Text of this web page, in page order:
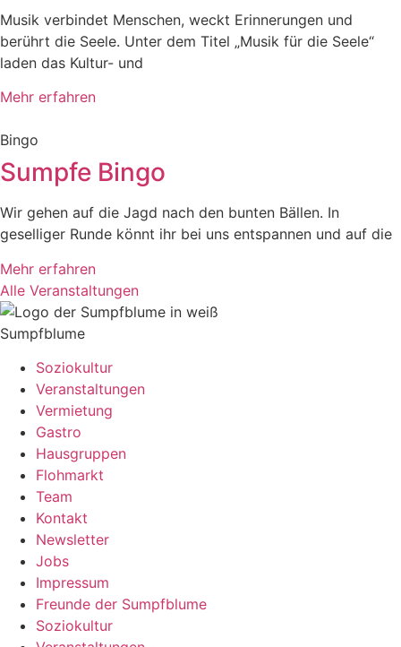
Musik verbindet Menschen, weckt Erinnerungen und
berührt die Seele. Unter dem Titel „Musik für die Seele“
laden das Kultur- und
Mehr erfahren
Bingo
Sumpfe Bingo
Wir gehen auf die Jagd nach den bunten Bällen. In
geselliger Runde könnt ihr bei uns entspannen und auf die
Mehr erfahren
Alle Veranstaltungen
Sumpfblume
Soziokultur
Veranstaltungen
Vermietung
Gastro
Hausgruppen
Flohmarkt
Team
Kontakt
Newsletter
Jobs
Impressum
Freunde der Sumpfblume
Soziokultur